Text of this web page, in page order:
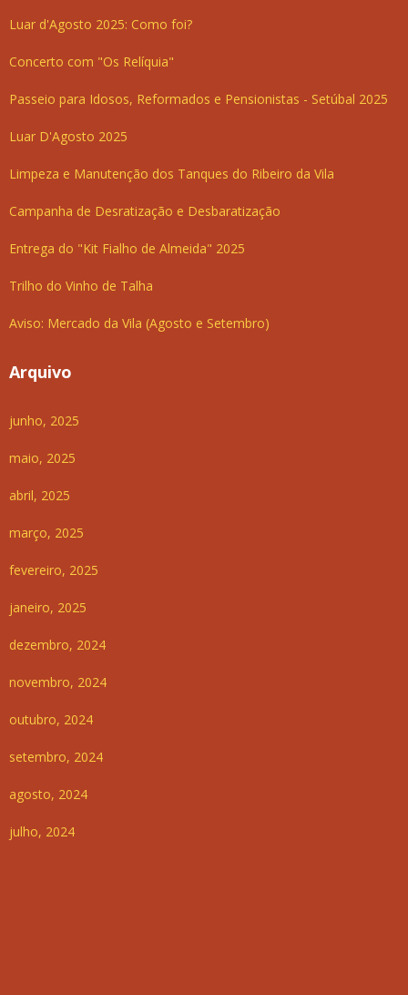
Luar d'Agosto 2025: Como foi?
Concerto com "Os Relíquia"
Passeio para Idosos, Reformados e Pensionistas - Setúbal 2025
Luar D'Agosto 2025
Limpeza e Manutenção dos Tanques do Ribeiro da Vila
Campanha de Desratização e Desbaratização
Entrega do "Kit Fialho de Almeida" 2025
Trilho do Vinho de Talha
Aviso: Mercado da Vila (Agosto e Setembro)
Arquivo
junho, 2025
maio, 2025
abril, 2025
março, 2025
fevereiro, 2025
janeiro, 2025
dezembro, 2024
novembro, 2024
outubro, 2024
setembro, 2024
agosto, 2024
julho, 2024